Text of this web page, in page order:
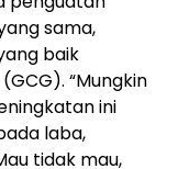
sama,
baik
(GCG). “Mungkin
ini
laba,
tidak mau,